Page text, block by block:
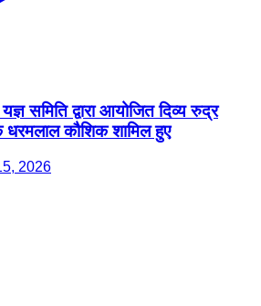
समिति द्वारा आयोजित दिव्य रुद्र
धरमलाल कौशिक शामिल हुए
2026